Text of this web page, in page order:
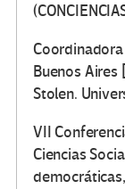
Buenos Aires
Stolen.
VII
Ciencias